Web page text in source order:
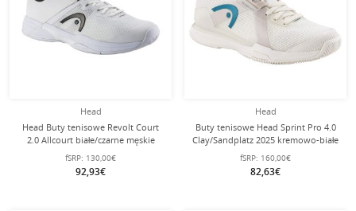
Head
Head Buty tenisowe Revolt Court
2.0 Allcourt białe/czarne męskie
fSRP: 130,00€
92,93€
Head
Buty tenisowe Head Sprint Pro 4.0
Clay/Sandplatz 2025 kremowo-białe
damskie
fSRP: 160,00€
82,63€